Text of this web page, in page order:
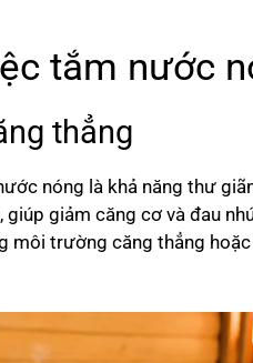
tắm nước
thẳng
nóng là khả năng thư
giảm căng cơ và đau
trường căng thẳng